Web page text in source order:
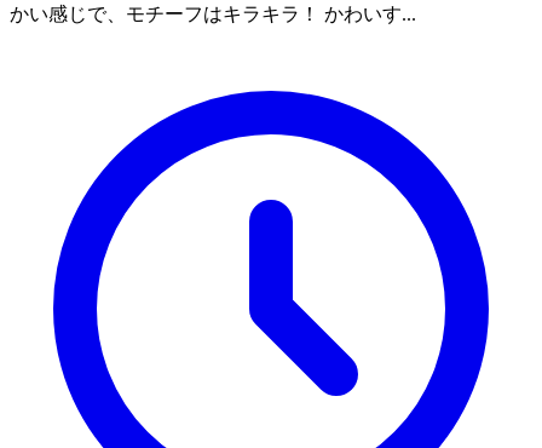
かい感じで、モチーフはキラキラ！ かわいす...